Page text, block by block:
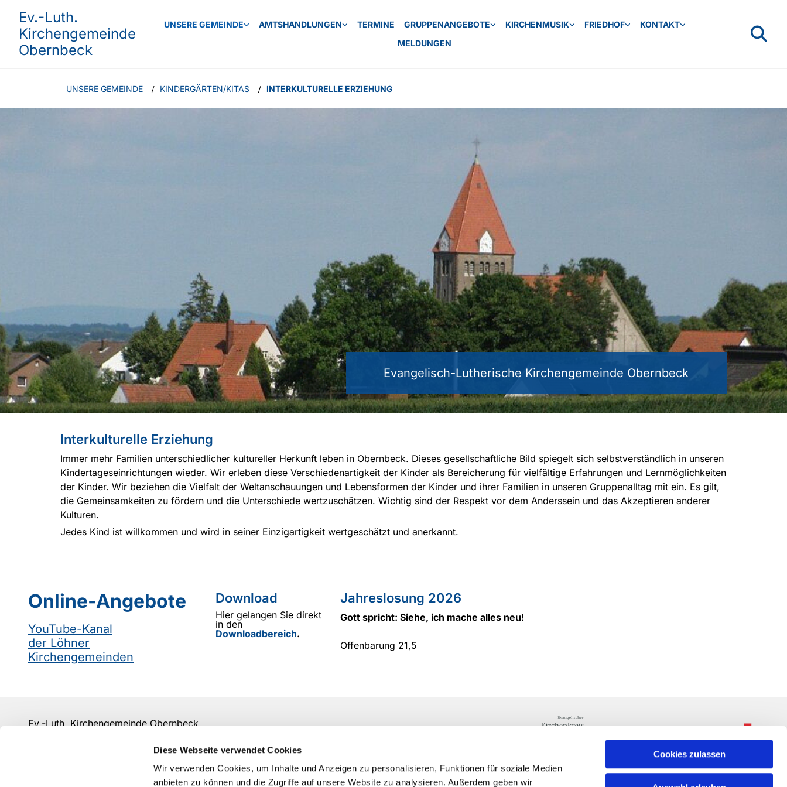
Diese Webseite verwendet Cookies
Wir verwenden Cookies, um Inhalte und Anzeigen zu personalisieren, Funktionen für soziale Medien
anbieten zu können und die Zugriffe auf unsere Website zu analysieren. Außerdem geben wir
Cookies zulassen
Ev.-Luth.
Kirchengemeinde
Obernbeck
UNSERE GEMEINDE AMTSHANDLUNGEN TERMINE GRUPPENANGEBOTE KIRCHENMUSIK FRIEDHOF
KONTAKT
MELDUNGEN
UNSERE GEMEINDE / KINDERGÄRTEN/KITAS / INTERKULTURELLE ERZIEHUNG
Evangelisch-Lutherische Kirchengemeinde Obernbeck
Interkulturelle Erziehung
Immer mehr Familien unterschiedlicher kultureller Herkunft leben in Obernbeck. Dieses gesellschaftliche Bild spiegelt sich selbstverständlich in unseren
Kindertageseinrichtungen wieder. Wir erleben diese Verschiedenartigkeit der Kinder als Bereicherung für vielfältige Erfahrungen und Lernmöglichkeiten
der Kinder. Wir beziehen die Vielfalt der Weltanschauungen und Lebensformen der Kinder und ihrer Familien in unseren Gruppenalltag mit ein. Es gilt,
die Gemeinsamkeiten zu fördern und die Unterschiede wertzuschätzen. Wichtig sind der Respekt vor dem Anderssein und das Akzeptieren anderer
Kulturen.
Jedes Kind ist willkommen und wird in seiner Einzigartigkeit wertgeschätzt und anerkannt.
Online-Angebote
YouTube-Kanal
der Löhner
Kirchengemeinden
Download
Hier gelangen Sie direkt
in den
Downloadbereich.
Jahreslosung 2026
Gott spricht: Siehe, ich mache alles neu!
Offenbarung 21,5
Ev.-Luth. Kirchengemeinde Obernbeck